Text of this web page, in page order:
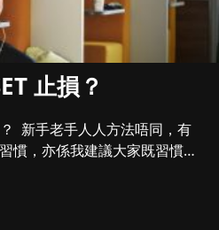
止損？
新手老手人人方法唔同，有
慣，亦係我建議大家既習慣，